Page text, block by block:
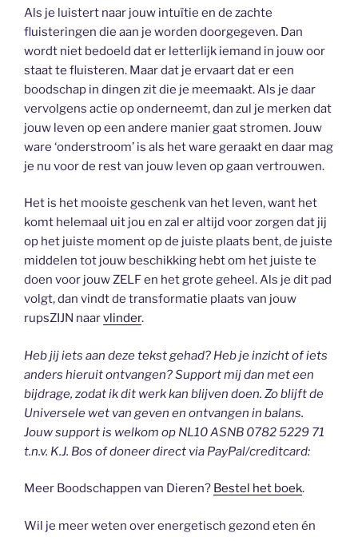
Als je luistert naar jouw intuïtie en de zachte
fluisteringen die aan je worden doorgegeven. Dan
wordt niet bedoeld dat er letterlijk iemand in jouw oor
staat te fluisteren. Maar dat je ervaart dat er een
boodschap in dingen zit die je meemaakt. Als je daar
vervolgens actie op onderneemt, dan zul je merken dat
jouw leven op een andere manier gaat stromen. Jouw
ware ‘onderstroom’ is als het ware geraakt en daar mag
je nu voor de rest van jouw leven op gaan vertrouwen.
Het is het mooiste geschenk van het leven, want het
komt helemaal uit jou en zal er altijd voor zorgen dat jij
op het juiste moment op de juiste plaats bent, de juiste
middelen tot jouw beschikking hebt om het juiste te
doen voor jouw ZELF en het grote geheel. Als je dit pad
volgt, dan vindt de transformatie plaats van jouw
rupsZIJN naarvlinder.
Heb jij iets aan deze tekst gehad? Heb je inzicht of iets
anders hieruit ontvangen? Support mij dan met een
bijdrage, zodat ik dit werk kan blijven doen. Zo blijft de
Universele wet van geven en ontvangen in balans.
Jouw support is welkom op NL10 ASNB 0782 5229 71
t.n.v. K.J. Bos of doneer direct via PayPal/creditcard:
Meer Boodschappen van Dieren? Bestel het boek.
Wil je meer weten over energetisch gezond eten én